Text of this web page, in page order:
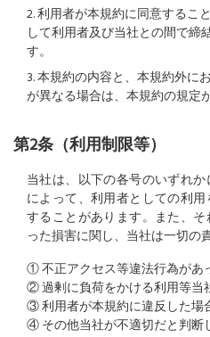
2. 利用者が本規約に同意するこ
して利用者及び当社との間で締
す。
3. 本規約の内容と、本規約外に
が異なる場合は、本規約の規定
第2条（利用制限等）
当社は、以下の各号のいずれ
によって、利用者としての利
することがあります。また、
った損害に関し、当社は一切の
① 不正アクセス等違法行為があ
② 過剰に負荷をかける利用等当
③ 利用者が本規約に違反した場
④ その他当社が不適切だと判断